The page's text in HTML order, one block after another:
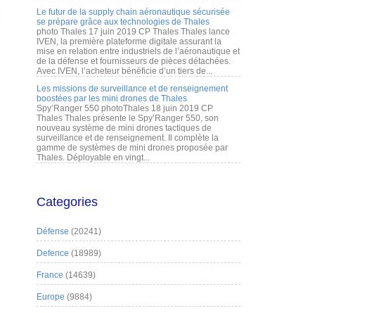
Le futur de la supply chain aéronautique sécurisée
se prépare grâce aux technologies de Thales
photo Thales 17 juin 2019 CP Thales Thales lance
IVEN, la première plateforme digitale assurant la
mise en relation entre industriels de l’aéronautique et
de la défense et fournisseurs de pièces détachées.
Avec IVEN, l’acheteur bénéficie d’un tiers de...
Les missions de surveillance et de renseignement
boostées par les mini drones de Thales
Spy’Ranger 550 photoThales 18 juin 2019 CP
Thales Thales présente le Spy’Ranger 550, son
nouveau système de mini drones tactiques de
surveillance et de renseignement. Il complète la
gamme de systèmes de mini drones proposée par
Thales. Déployable en vingt...
Categories
Défense (20241)
Defence (18989)
France (14639)
Europe (9884)